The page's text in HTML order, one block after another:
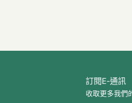
訂閱E‐通訊
收取更多我們